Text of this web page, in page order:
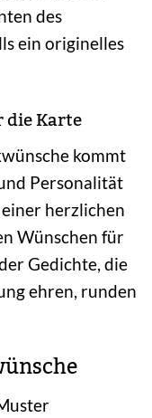
des
ein originelles
Karte
kommt
Personalität
herzlichen
Wünschen für
Gedichte, die
ehren, runden